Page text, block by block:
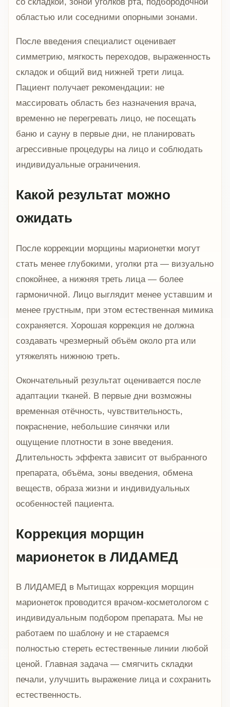
со складкой, зоной уголков рта, подбородочной
областью или соседними опорными зонами.
После введения специалист оценивает
симметрию, мягкость переходов, выраженность
складок и общий вид нижней трети лица.
Пациент получает рекомендации: не
массировать область без назначения врача,
временно не перегревать лицо, не посещать
баню и сауну в первые дни, не планировать
агрессивные процедуры на лицо и соблюдать
индивидуальные ограничения.
Какой результат можно
ожидать
После коррекции морщины марионетки могут
стать менее глубокими, уголки рта — визуально
спокойнее, а нижняя треть лица — более
гармоничной. Лицо выглядит менее уставшим и
менее грустным, при этом естественная мимика
сохраняется. Хорошая коррекция не должна
создавать чрезмерный объём около рта или
утяжелять нижнюю треть.
Окончательный результат оценивается после
адаптации тканей. В первые дни возможны
временная отёчность, чувствительность,
покраснение, небольшие синячки или
ощущение плотности в зоне введения.
Длительность эффекта зависит от выбранного
препарата, объёма, зоны введения, обмена
веществ, образа жизни и индивидуальных
особенностей пациента.
Коррекция морщин
марионеток в ЛИДАМЕД
В ЛИДАМЕД в Мытищах коррекция морщин
марионеток проводится врачом-косметологом с
индивидуальным подбором препарата. Мы не
работаем по шаблону и не стараемся
полностью стереть естественные линии любой
ценой. Главная задача — смягчить складки
печали, улучшить выражение лица и сохранить
естественность.